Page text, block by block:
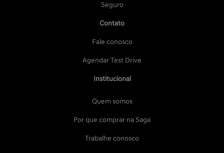
Seguro
Contato
Fale conosco
Agendar Test Drive
Institucional
Quem somos
Por que comprar na Saga
Trabalhe conosco